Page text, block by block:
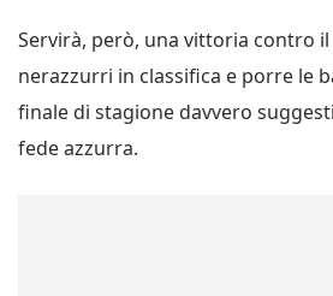
Servirà, però, una vittoria contro
nerazzurri in classifica e porre le
finale di stagione davvero
fede azzurra.